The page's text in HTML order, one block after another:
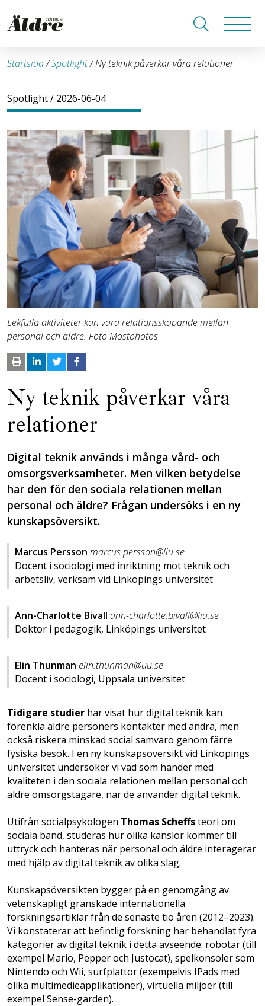
Startsida/Spotlight/Ny teknik påverkar våra relationer
Spotlight/ 2026-06-04
Lekfulla aktiviteter kan vara relationsskapande mellan
personal och äldre. Foto Mostphotos
Ny teknik påverkar våra
relationer
Digital teknik används i många vård- och
omsorgsverksamheter. Men vilken betydelse
har den för den sociala relationen mellan
personal och äldre? Frågan undersöks i en ny
kunskapsöversikt.
Marcus Persson marcus.persson@liu.se
Docent i sociologi med inriktning mot teknik och
arbetsliv, verksam vid Linköpings universitet
Ann-Charlotte Bivall ann-charlotte.bivall@liu.se
Doktor i pedagogik, Linköpings universitet
Elin Thunman elin.thunman@uu.se
Docent i sociologi, Uppsala universitet
Tidigare studier har visat hur digital teknik kan
förenkla äldre personers kontakter med andra, men
också riskera minskad social samvaro genom färre
fysiska besök. I en ny kunskapsöversikt vid Linköpings
universitet undersöker vi vad som händer med
kvaliteten i den sociala relationen mellan personal och
äldre omsorgstagare, när de använder digital teknik.
Utifrån socialpsykologen Thomas Scheffsteori om
sociala band, studeras hur olika känslor kommer till
uttryck och hanteras när personal och äldre interagerar
med hjälp av digital teknik av olika slag.
Kunskapsöversikten bygger på en genomgång av
vetenskapligt granskade internationella
forskningsartiklar från de senaste tio åren (2012–2023).
Vi konstaterar att befintlig forskning har behandlat fyra
kategorier av digital teknik i detta avseende: robotar (till
exempel Mario, Pepper och Justocat), spelkonsoler ­som
Nintendo och Wii, surfplattor (exempelvis IPads med
olika multimedie­applikationer), virtuella miljöer (till
exempel Sense-garden).